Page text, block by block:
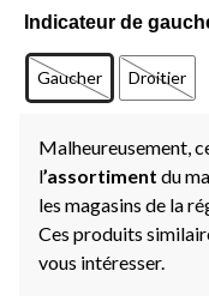
Indicateur de
Gaucher Droitier
Malheureusement,
l’assortiment du
les magasins de la
Ces produits
vous intéresser.